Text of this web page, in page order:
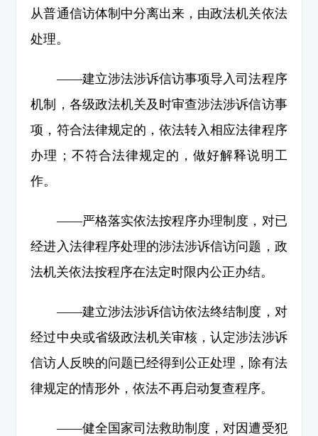
从普通信访体制中分离出来，由政法机关依法
处理。
——建立涉法涉诉信访事项导入司法程序
机制，各级政法机关及时审查涉法涉诉信访事
项，符合法律规定的，依法转入相应法律程序
办理；不符合法律规定的，做好解释说明工
作。
——严格落实依法按程序办理制度，对已
经进入法律程序处理的涉法涉诉信访问题，政
法机关依法按程序在法定时限内公正办结。
——建立涉法涉诉信访依法终结制度，对
经过中央或省级政法机关审核，认定涉法涉诉
信访人反映的问题已经得到公正处理，除有法
律规定的情形外，依法不再启动复查程序。
——健全国家司法救助制度，对因遭受犯